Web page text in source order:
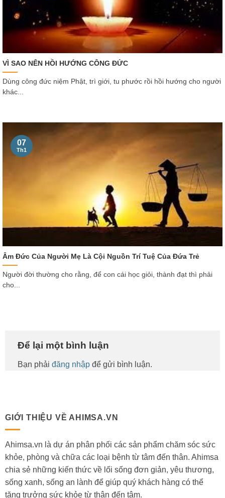
VÌ SAO NÊN HỒI HƯỚNG CÔNG ĐỨC
Dùng công đức niệm Phật, trì giới, tu phước rồi hồi hướng cho người
khác...
Âm Đức Của Người Mẹ Là Cội Nguồn Trí Tuệ Của Đứa Trẻ
Người đời thường cho rằng, để con cái học giỏi, thành đạt thì phải
cho...
07
Th1
Để lại một bình luận
Bạn phải đăng nhập để gửi bình luận.
GIỚI THIỆU VỀ AHIMSA.VN
Ahimsa.vn là dự án phân phối các sản phẩm chăm sóc sức
khỏe, phòng và chữa các loại bệnh từ tâm đến thân. Ahimsa
chia sẻ những kiến thức về lối sống đơn giản, yêu thương,
sống xanh, sống an lành để giúp quý khách hàng có thể
tăng trưởng sức khỏe từ thân đến tâm.